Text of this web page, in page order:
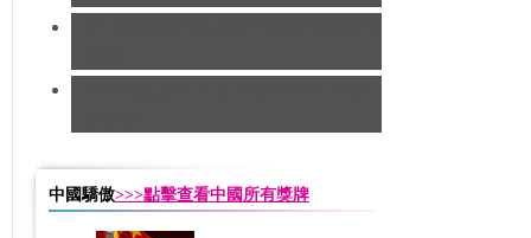
中國驕傲>>>點擊查看中國所有獎牌